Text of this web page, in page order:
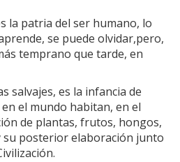
la patria del ser humano, lo
se puede olvidar,pero,
temprano que tarde, en
salvajes, es la infancia de
el mundo habitan, en el
de plantas, frutos, hongos,
su posterior elaboración junto